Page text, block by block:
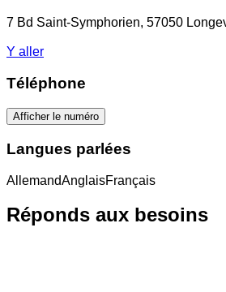
7 Bd Saint-Symphorien, 57050
Y aller
Téléphone
Afficher le numéro
Langues parlées
AllemandAnglaisFrançais
Réponds aux besoins